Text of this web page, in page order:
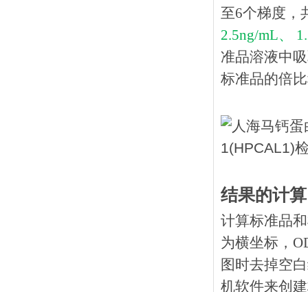
至6个梯度，
2.5ng/mL、
准品溶液中
标准品的倍
结果的计算
计算标准品
为横坐标，
图时去掉空
机软件来创